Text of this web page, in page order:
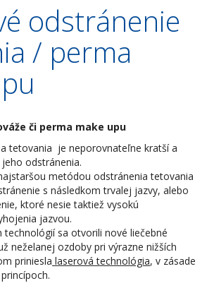
odstránenie
/ perma
či perma make upu
tetovania je neporovnateľne kratší a
odstránenia.
metódou odstránenia tetovania
s následkom trvalej jazvy, alebo
ktoré nesie taktiež vysokú
jazvou.
technológií sa otvorili nové liečebné
neželanej ozdoby pri výrazne nižších
priniesla laserová technológia, v zásade